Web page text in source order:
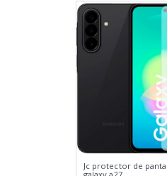
Jc protector de